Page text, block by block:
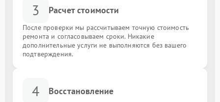
3 Расчет стоимости
После проверки мы рассчитываем точную стоимость
ремонта и согласовываем сроки. Никакие
дополнительные услуги не выполняются без вашего
подтверждения.
4 Восстановление